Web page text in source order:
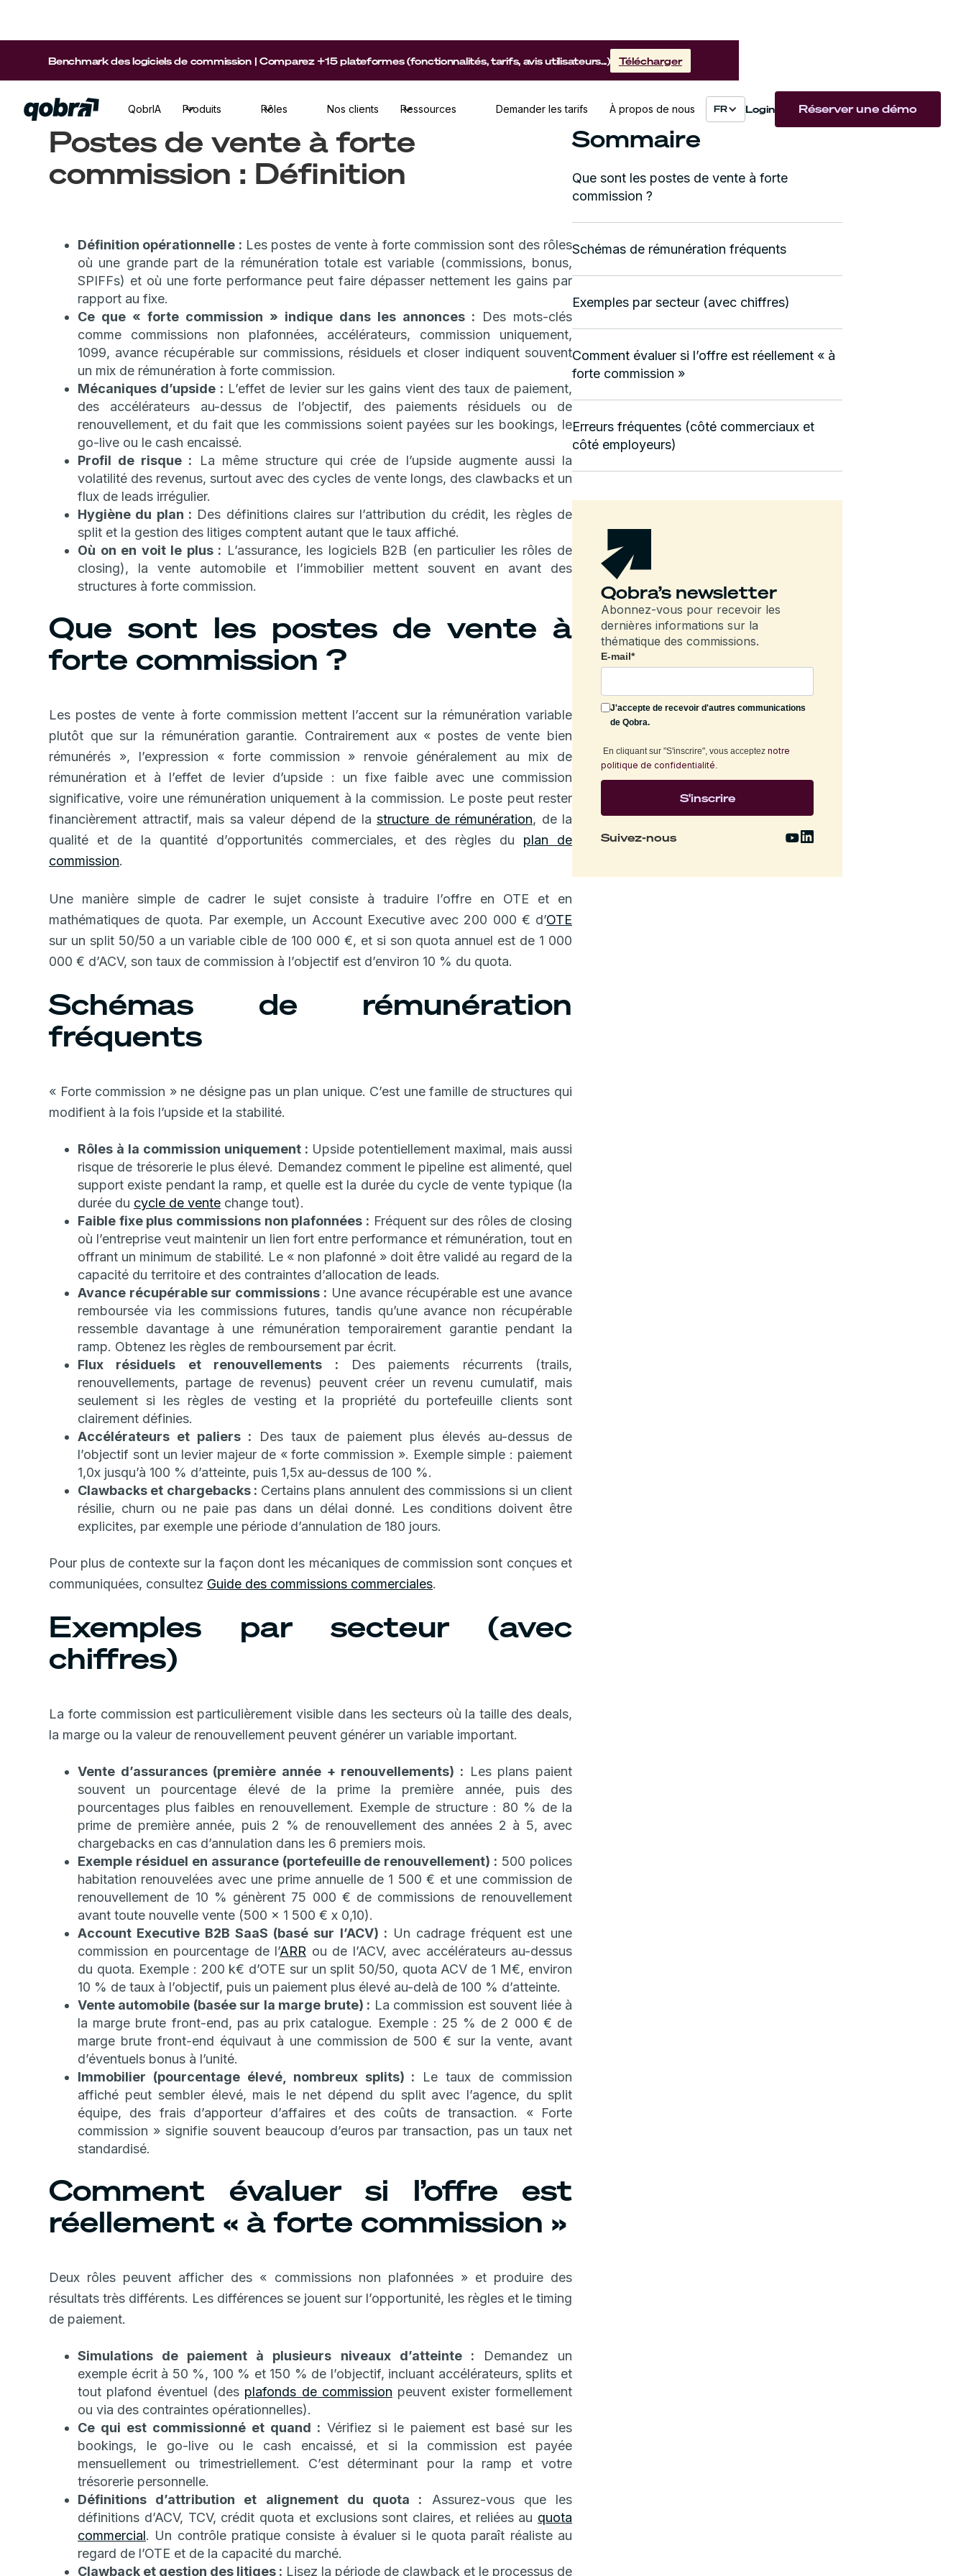
QobrIA Produits Rôles Nos clients Ressources Demander les tarifs À propos de nous FR Login Réserver une démo
Benchmark des logiciels de commission | Comparez +15 plateformes (fonctionnalités, tarifs, avis utilisateurs...) Télécharger
Postes de vente à forte
commission : Définition
Définition opérationnelle : Les postes de vente à forte commission sont des rôles
où une grande part de la rémunération totale est variable (commissions, bonus,
SPIFFs) et où une forte performance peut faire dépasser nettement les gains par
rapport au fixe.
Ce que « forte commission » indique dans les annonces : Des mots-clés
comme commissions non plafonnées, accélérateurs, commission uniquement,
1099, avance récupérable sur commissions, résiduels et closer indiquent souvent
un mix de rémunération à forte commission.
Mécaniques d’upside : L’effet de levier sur les gains vient des taux de paiement,
des accélérateurs au-dessus de l’objectif, des paiements résiduels ou de
renouvellement, et du fait que les commissions soient payées sur les bookings, le
go-live ou le cash encaissé.
Profil de risque : La même structure qui crée de l’upside augmente aussi la
volatilité des revenus, surtout avec des cycles de vente longs, des clawbacks et un
flux de leads irrégulier.
Hygiène du plan : Des définitions claires sur l’attribution du crédit, les règles de
split et la gestion des litiges comptent autant que le taux affiché.
Où on en voit le plus : L’assurance, les logiciels B2B (en particulier les rôles de
closing), la vente automobile et l’immobilier mettent souvent en avant des
structures à forte commission.
Que sont les postes de vente à
forte commission ?
Les postes de vente à forte commission mettent l’accent sur la rémunération variable
plutôt que sur la rémunération garantie. Contrairement aux « postes de vente bien
rémunérés », l’expression « forte commission » renvoie généralement au mix de
rémunération et à l’effet de levier d’upside : un fixe faible avec une commission
significative, voire une rémunération uniquement à la commission. Le poste peut rester
financièrement attractif, mais sa valeur dépend de la structure de rémunération, de la
qualité et de la quantité d’opportunités commerciales, et des règles du plan de
commission.
Une manière simple de cadrer le sujet consiste à traduire l’offre en OTE et en
mathématiques de quota. Par exemple, un Account Executive avec 200 000 € d’OTE
sur un split 50/50 a un variable cible de 100 000 €, et si son quota annuel est de 1 000
000 € d’ACV, son taux de commission à l’objectif est d’environ 10 % du quota.
Schémas de rémunération
fréquents
« Forte commission » ne désigne pas un plan unique. C’est une famille de structures qui
modifient à la fois l’upside et la stabilité.
Rôles à la commission uniquement : Upside potentiellement maximal, mais aussi
risque de trésorerie le plus élevé. Demandez comment le pipeline est alimenté, quel
support existe pendant la ramp, et quelle est la durée du cycle de vente typique (la
durée du cycle de vente change tout).
Faible fixe plus commissions non plafonnées : Fréquent sur des rôles de closing
où l’entreprise veut maintenir un lien fort entre performance et rémunération, tout en
offrant un minimum de stabilité. Le « non plafonné » doit être validé au regard de la
capacité du territoire et des contraintes d’allocation de leads.
Avance récupérable sur commissions : Une avance récupérable est une avance
remboursée via les commissions futures, tandis qu’une avance non récupérable
ressemble davantage à une rémunération temporairement garantie pendant la
ramp. Obtenez les règles de remboursement par écrit.
Flux résiduels et renouvellements : Des paiements récurrents (trails,
renouvellements, partage de revenus) peuvent créer un revenu cumulatif, mais
seulement si les règles de vesting et la propriété du portefeuille clients sont
clairement définies.
Accélérateurs et paliers : Des taux de paiement plus élevés au-dessus de
l’objectif sont un levier majeur de « forte commission ». Exemple simple : paiement
1,0x jusqu’à 100 % d’atteinte, puis 1,5x au-dessus de 100 %.
Clawbacks et chargebacks : Certains plans annulent des commissions si un client
résilie, churn ou ne paie pas dans un délai donné. Les conditions doivent être
explicites, par exemple une période d’annulation de 180 jours.
Pour plus de contexte sur la façon dont les mécaniques de commission sont conçues et
communiquées, consultez Guide des commissions commerciales.
Exemples par secteur (avec
chiffres)
La forte commission est particulièrement visible dans les secteurs où la taille des deals,
la marge ou la valeur de renouvellement peuvent générer un variable important.
Vente d’assurances (première année + renouvellements) : Les plans paient
souvent un pourcentage élevé de la prime la première année, puis des
pourcentages plus faibles en renouvellement. Exemple de structure : 80 % de la
prime de première année, puis 2 % de renouvellement des années 2 à 5, avec
chargebacks en cas d’annulation dans les 6 premiers mois.
Exemple résiduel en assurance (portefeuille de renouvellement) : 500 polices
habitation renouvelées avec une prime annuelle de 1 500 € et une commission de
renouvellement de 10 % génèrent 75 000 € de commissions de renouvellement
avant toute nouvelle vente (500 x 1 500 € x 0,10).
Account Executive B2B SaaS (basé sur l’ACV) : Un cadrage fréquent est une
commission en pourcentage de l’ARR ou de l’ACV, avec accélérateurs au-dessus
du quota. Exemple : 200 k€ d’OTE sur un split 50/50, quota ACV de 1 M€, environ
10 % de taux à l’objectif, puis un paiement plus élevé au-delà de 100 % d’atteinte.
Vente automobile (basée sur la marge brute) : La commission est souvent liée à
la marge brute front-end, pas au prix catalogue. Exemple : 25 % de 2 000 € de
marge brute front-end équivaut à une commission de 500 € sur la vente, avant
d’éventuels bonus à l’unité.
Immobilier (pourcentage élevé, nombreux splits) : Le taux de commission
affiché peut sembler élevé, mais le net dépend du split avec l’agence, du split
équipe, des frais d’apporteur d’affaires et des coûts de transaction. « Forte
commission » signifie souvent beaucoup d’euros par transaction, pas un taux net
standardisé.
Comment évaluer si l’offre est
réellement « à forte commission »
Deux rôles peuvent afficher des « commissions non plafonnées » et produire des
résultats très différents. Les différences se jouent sur l’opportunité, les règles et le timing
de paiement.
Simulations de paiement à plusieurs niveaux d’atteinte : Demandez un
exemple écrit à 50 %, 100 % et 150 % de l’objectif, incluant accélérateurs, splits et
tout plafond éventuel (des plafonds de commission peuvent exister formellement
ou via des contraintes opérationnelles).
Ce qui est commissionné et quand : Vérifiez si le paiement est basé sur les
bookings, le go-live ou le cash encaissé, et si la commission est payée
mensuellement ou trimestriellement. C’est déterminant pour la ramp et votre
trésorerie personnelle.
Définitions d’attribution et alignement du quota : Assurez-vous que les
définitions d’ACV, TCV, crédit quota et exclusions sont claires, et reliées au quota
commercial. Un contrôle pratique consiste à évaluer si le quota paraît réaliste au
regard de l’OTE et de la capacité du marché.
Clawback et gestion des litiges : Lisez la période de clawback et le processus de
Sommaire
Que sont les postes de vente à forte
commission ?
Schémas de rémunération fréquents
Exemples par secteur (avec chiffres)
Comment évaluer si l’offre est réellement « à
forte commission »
Erreurs fréquentes (côté commerciaux et
côté employeurs)
Qobra’s newsletter
Abonnez-vous pour recevoir les
dernières informations sur la
thématique des commissions.
E-mail*
J'accepte de recevoir d'autres communications
de Qobra.
En cliquant sur "S'inscrire", vous acceptez notre
politique de confidentialité.
Suivez-nous